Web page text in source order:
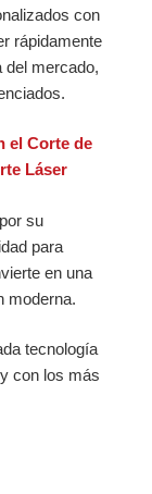
con
rápidamente
del mercado,
el Corte de
Láser
su
para
en una
moderna.
tecnología
con los más